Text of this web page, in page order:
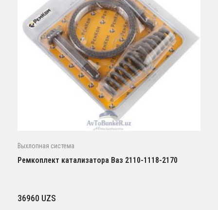
Выхлопная система
Ремкоплект катализатора Ваз 2110-1118-2170
36960 UZS